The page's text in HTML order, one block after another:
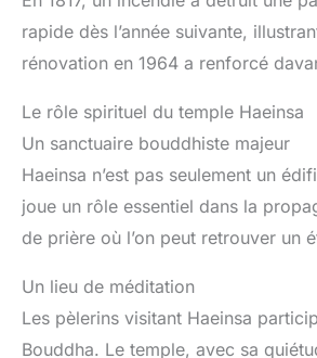
rapide dès l’année suivante,
rénovation en 1964 a renforcé
Le rôle spirituel du temple Haeinsa
Un sanctuaire bouddhiste majeur
Haeinsa n’est pas seulement un
joue un rôle essentiel dans la
de prière où l’on peut retrouver un
Un lieu de méditation
Les pèlerins visitant Haeinsa
Bouddha. Le temple, avec sa